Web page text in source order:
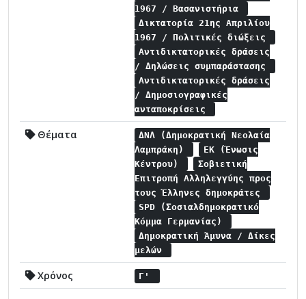
1967 / Βασανιστήρια
Δικτατορία 21ης Απριλίου
1967 / Πολιτικές διώξεις
Αντιδικτατορικές δράσεις
/ Δηλώσεις συμπαράστασης
Αντιδικτατορικές δράσεις
/ Δημοσιογραφικές
ανταποκρίσεις
Θέματα
ΔΝΛ (Δημοκρατική Νεολαία
Λαμπράκη)
ΕΚ (Ένωσις
Κέντρου)
Σοβιετική
Επιτροπή Αλληλεγγύης προς
τους Έλληνες δημοκράτες
SPD (Σοσιαλδημοκρατικό
Κόμμα Γερμανίας)
Δημοκρατική Άμυνα / Δίκες
μελών
Χρόνος Γ'